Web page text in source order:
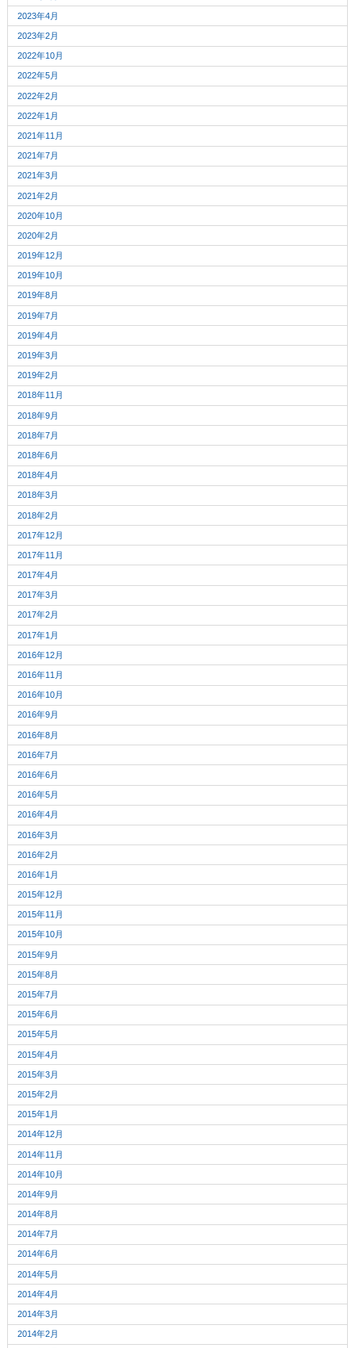
2023年4月
2023年2月
2022年10月
2022年5月
2022年2月
2022年1月
2021年11月
2021年7月
2021年3月
2021年2月
2020年10月
2020年2月
2019年12月
2019年10月
2019年8月
2019年7月
2019年4月
2019年3月
2019年2月
2018年11月
2018年9月
2018年7月
2018年6月
2018年4月
2018年3月
2018年2月
2017年12月
2017年11月
2017年4月
2017年3月
2017年2月
2017年1月
2016年12月
2016年11月
2016年10月
2016年9月
2016年8月
2016年7月
2016年6月
2016年5月
2016年4月
2016年3月
2016年2月
2016年1月
2015年12月
2015年11月
2015年10月
2015年9月
2015年8月
2015年7月
2015年6月
2015年5月
2015年4月
2015年3月
2015年2月
2015年1月
2014年12月
2014年11月
2014年10月
2014年9月
2014年8月
2014年7月
2014年6月
2014年5月
2014年4月
2014年3月
2014年2月